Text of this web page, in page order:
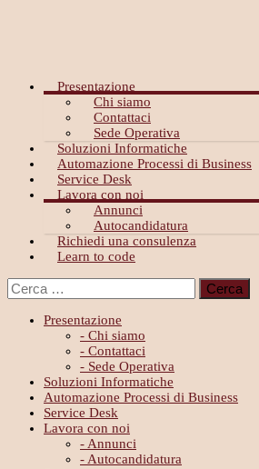
Presentazione
Chi siamo
Contattaci
Sede Operativa
Soluzioni Informatiche
Automazione Processi di Business
Service Desk
Lavora con noi
Annunci
Autocandidatura
Richiedi una consulenza
Learn to code
Presentazione
- Chi siamo
- Contattaci
- Sede Operativa
Soluzioni Informatiche
Automazione Processi di Business
Service Desk
Lavora con noi
- Annunci
- Autocandidatura